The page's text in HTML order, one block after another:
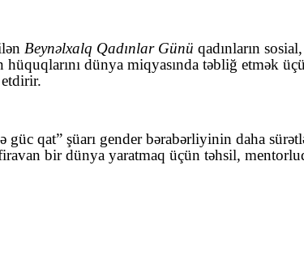
Beynəlxalq Qadınlar Günü qadınların
dünya miqyasında təbliğ etmək
güc qat” şüarı gender bərabərliyinin daha
bir dünya yaratmaq üçün təhsil,